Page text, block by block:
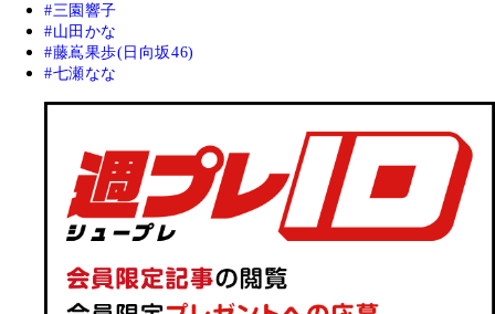
三園響子
山田かな
藤嶌果歩(日向坂46)
七瀬なな